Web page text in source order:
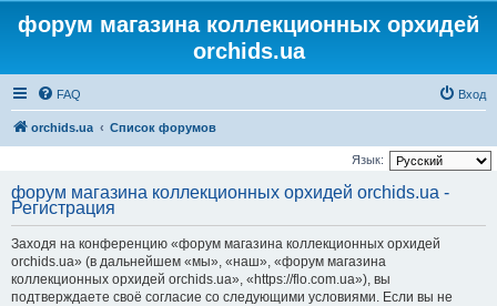
форум магазина коллекционных орхидей
orchids.ua
FAQ Вход
orchids.ua Список форумов
Язык:
форум магазина коллекционных орхидей orchids.ua -
Регистрация
Заходя на конференцию «форум магазина коллекционных орхидей
orchids.ua» (в дальнейшем «мы», «наш», «форум магазина
коллекционных орхидей orchids.ua», «https://flo.com.ua»), вы
подтверждаете своё согласие со следующими условиями. Если вы не